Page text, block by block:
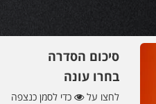
סיכום הסדרה
בחרו עונה
לחצו על
כדי לסמן כנצפה